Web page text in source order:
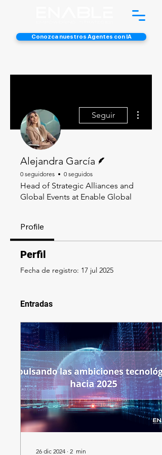
Conozca nuestros Agentes con IA
Seguir
Alejandra García
0 seguidores 0 seguidos
Head of Strategic Alliances and
Global Events at Enable Global
Profile
Perfil
Fecha de registro: 17 jul 2025
Entradas
26 dic 2024 ∙ 2 min